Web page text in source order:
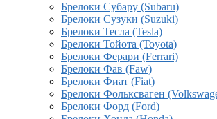
Брелоки Субару (Subaru)
Брелоки Сузуки (Suzuki)
Брелоки Тесла (Tesla)
Брелоки Тойота (Toyota)
Брелоки Ферари (Ferrari)
Брелоки Фав (Faw)
Брелоки Фиат (Fiat)
Брелоки Фольксваген
Брелоки Форд (Ford)